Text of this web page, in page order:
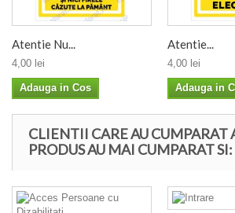
Atentie Nu...
4,00 lei
Adauga in Cos
Atentie...
4,00 lei
Adauga in
CLIENTII CARE AU CUMPARAT
PRODUS AU MAI CUMPARAT SI: